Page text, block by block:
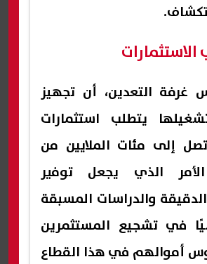
غرفة التعدين، أن تجهيز
يتطلب استثمارات
إلى مئات الملايين من
الأمر الذي يجعل توفير
والدراسات المسبقة
في تشجيع المستثمرين
أموالهم في هذا القطاع